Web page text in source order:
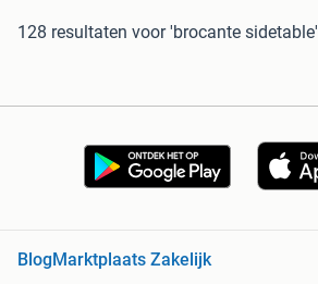
128 resultaten voor 'brocante sidetable'
BlogMarktplaats Zakelijk